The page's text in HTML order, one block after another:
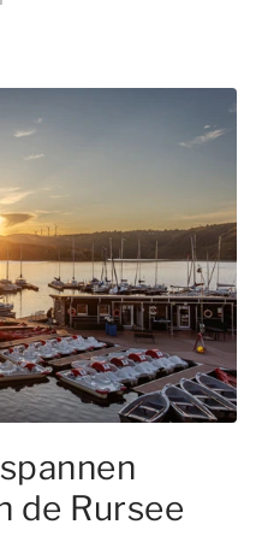
de Rursee